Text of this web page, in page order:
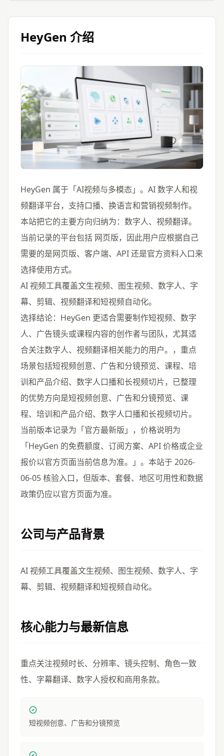
HeyGen 介绍
HeyGen 属于「AI视频与多模态」。AI 数字人和视
频翻译平台，支持口播、换语言和营销视频制作。
本站把它的主要方向归纳为：数字人、视频翻译。
当前记录的平台包括 网页版，因此用户应根据自己
需要的是网页版、客户端、API 还是官方资料入口来
选择使用方式。
AI 视频工具覆盖文生视频、图生视频、数字人、字
幕、剪辑、视频翻译和短视频自动化。
选择结论：HeyGen 更适合需要制作短视频、数字
人、广告镜头或课程内容的创作者与团队，尤其适
合关注数字人、视频翻译相关能力的用户。，重点
场景包括短视频创意、广告和分镜预览、课程、培
训和产品介绍、数字人口播和长视频切片，已整理
的优势方向是短视频创意、广告和分镜预览、课
程、培训和产品介绍、数字人口播和长视频切片。
当前版本记录为「官方最新版」，价格说明为
「HeyGen 的免费额度、订阅方案、API 价格或企业
报价以官方页面当前信息为准。」。本站于 2026-
06-05 核验入口，但版本、套餐、地区可用性和数据
政策仍应以官方页面为准。
公司与产品背景
AI 视频工具覆盖文生视频、图生视频、数字人、字
幕、剪辑、视频翻译和短视频自动化。
核心能力与最新信息
重点关注视频时长、分辨率、镜头控制、角色一致
性、字幕翻译、数字人授权和商用条款。
短视频创意、广告和分镜预览